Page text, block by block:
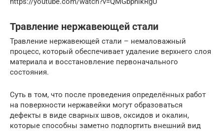
Травление нержавеющей стали
Травление нержавеющей стали – немаловажный
процесс, который обеспечивает удаление верхнего слоя
материала и восстановление первоначального
состояния.
Суть в том, что после проведения определённых работ
на поверхности нержавейки могут образоваться
дефекты в виде сварных швов, оксидов и окалин,
которые способны заметно подпортить внешний вид